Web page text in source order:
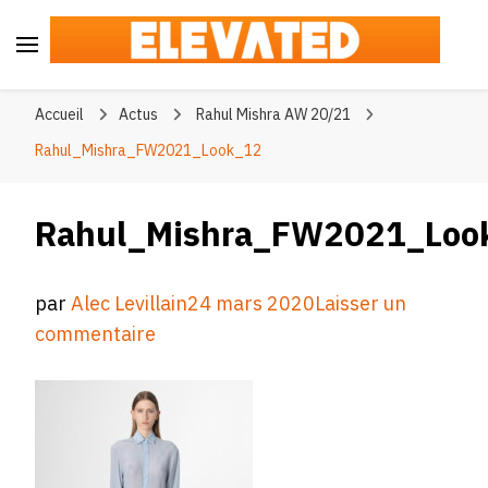
Accueil Actus
Rahul Mishra AW 20/21
Rahul_Mishra_FW2021_Look_12
parAlec Levillain24 mars 2020Laisser un
commentaire